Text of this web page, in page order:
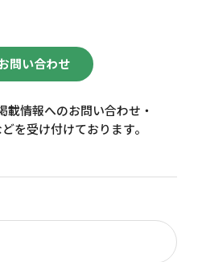
問い合わせ
載情報へのお問い合わせ・
を受け付けております。